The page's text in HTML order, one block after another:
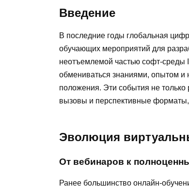
Введение
В последние годы глобальная
обучающих мероприятий для
неотъемлемой частью софт-среды
обмениваться знаниями, опытом и
положения. Эти события не
вызовы и перспективные форматы,
Эволюция
От вебинаров к
Ранее большинство онлайн-